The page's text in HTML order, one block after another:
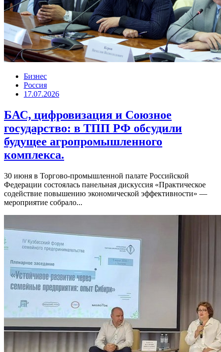
Бизнес
Россия
17.07.2026
БАС, цифровизация и Союзное
государство: в ТПП РФ обсудили
будущее агропромышленного
комплекса.
30 июня в Торгово-промышленной палате Российской
Федерации состоялась панельная дискуссия «Практическое
содействие повышению экономической эффективности» —
мероприятие собрало...